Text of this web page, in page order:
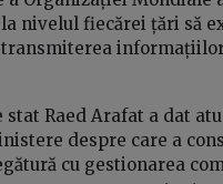
nivelul fiecărei țări să
stat Raed Arafat a dat
despre care a
cu gestionarea